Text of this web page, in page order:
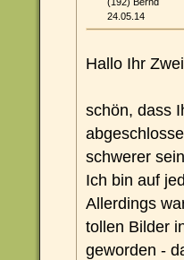
24.05.14
Hallo Ihr
schön, dass
schwerer
Ich bin auf
Allerdings
tollen Bilder
geworden -